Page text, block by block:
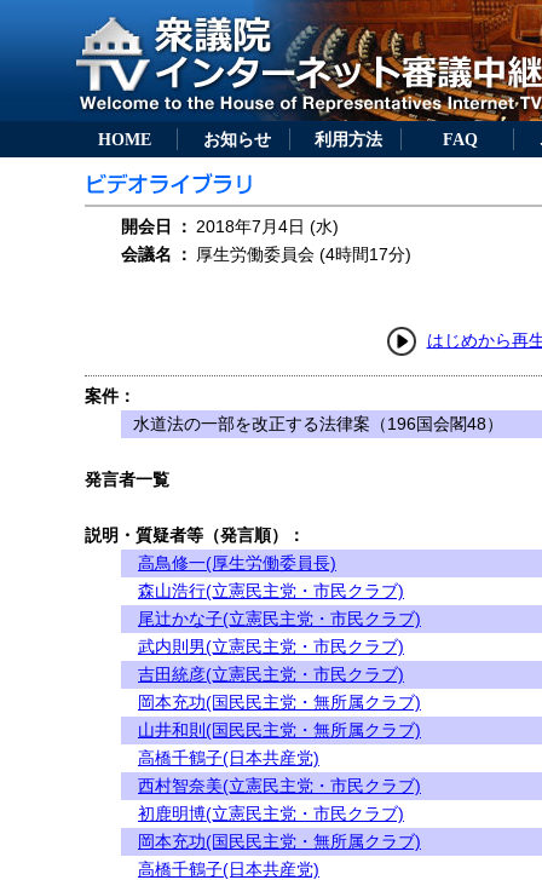
HOME お知らせ 利用方法 FAQ
開会日 ： 2018年7月4日 (水)
会議名
： 厚生労働委員会 (4時間17分)
はじめから再
案件：
水道法の一部を改正する法律案（196国会閣48）
発言者一覧
説明・質疑者等（発言順）：
高鳥修一(厚生労働委員長)
森山浩行(立憲民主党・市民クラブ)
尾辻かな子(立憲民主党・市民クラブ)
武内則男(立憲民主党・市民クラブ)
吉田統彦(立憲民主党・市民クラブ)
岡本充功(国民民主党・無所属クラブ)
山井和則(国民民主党・無所属クラブ)
高橋千鶴子(日本共産党)
西村智奈美(立憲民主党・市民クラブ)
初鹿明博(立憲民主党・市民クラブ)
岡本充功(国民民主党・無所属クラブ)
高橋千鶴子(日本共産党)